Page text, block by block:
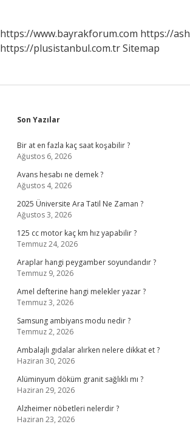
https://www.bayrakforum.com https://
https://plusistanbul.com.trSitemap
Sidebar
Son Yazılar
Bir at en fazla kaç saat koşabilir ?
Ağustos 6, 2026
Avans hesabı ne demek ?
Ağustos 4, 2026
2025 Üniversite Ara Tatil Ne Zaman ?
Ağustos 3, 2026
125 cc motor kaç km hız yapabilir ?
Temmuz 24, 2026
Araplar hangi peygamber soyundandır ?
Temmuz 9, 2026
Amel defterine hangi melekler yazar ?
Temmuz 3, 2026
Samsung ambiyans modu nedir ?
Temmuz 2, 2026
Ambalajlı gıdalar alırken nelere dikkat et ?
Haziran 30, 2026
Alüminyum döküm granit sağlıklı mı ?
Haziran 29, 2026
Alzheimer nöbetleri nelerdir ?
Haziran 23, 2026